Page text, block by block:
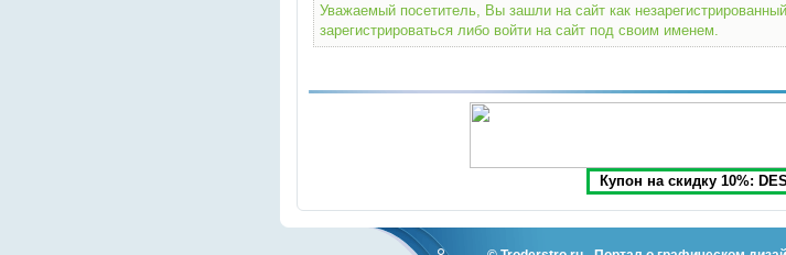
Уважаемый посетитель, Вы зашли на сайт как
зарегистрироваться либо войти на сайт под своим именем.
Купон на скидку 10%: